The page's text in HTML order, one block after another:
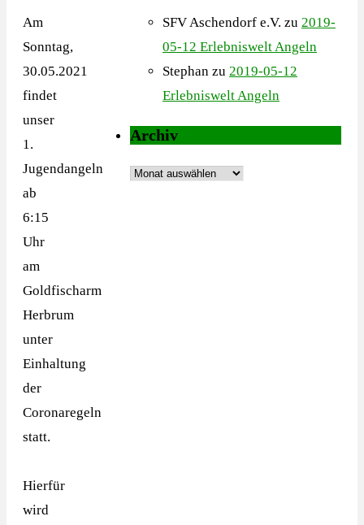
Am
Sonntag,
30.05.2021
findet
unser
1.
Jugendangeln
ab
6:15
Uhr
am
Goldfischarm
Herbrum
unter
Einhaltung
der
Coronaregeln
statt.
Hierfür
wird
SFV Aschendorf e.V. zu 2019-
05-12 Erlebniswelt Angeln
Stephan zu 2019-05-12
Erlebniswelt Angeln
Archiv
Archiv